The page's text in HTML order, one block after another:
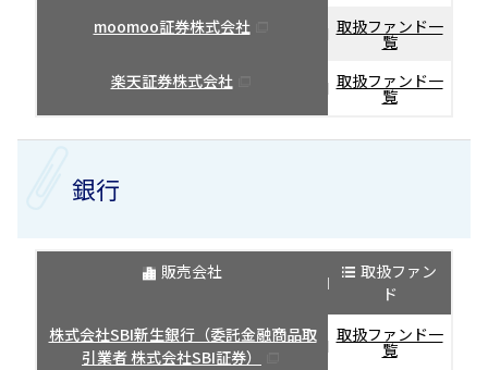
moomoo証券株式会社
取扱ファンド一
覧
楽天証券株式会社
取扱ファンド一
覧
銀行
販売会社
取扱ファン
ド
株式会社SBI新生銀行（委託金融商品取
引業者 株式会社SBI証券）
取扱ファンド一
覧